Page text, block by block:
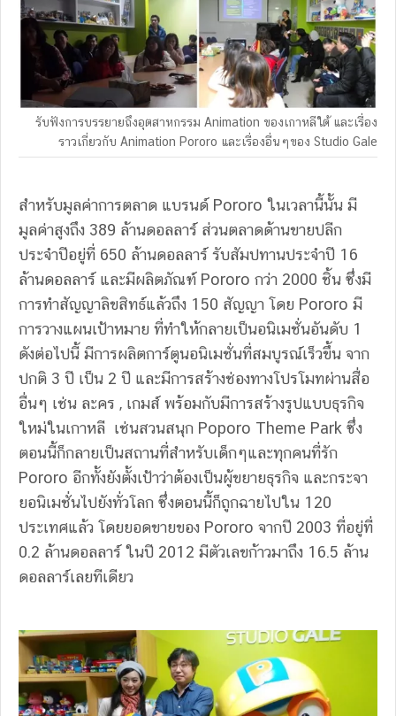
รับฟังการบรรยายถึงอุตสาหกรรม Animation ของเกาหลีใต้ และเรื่อง
ราวเกี่ยวกับ Animation Pororo และเรื่องอื่นๆของ Studio Gale
สำหรับมูลค่าการตลาด แบรนด์ Pororo ในเวลานี้นั้น มี
มูลค่าสูงถึง 389 ล้านดอลลาร์ ส่วนตลาดด้านขายปลีก
ประจำปีอยู่ที่ 650 ล้านดอลลาร์ รับสัมปทานประจำปี 16
ล้านดอลลาร์ และมีผลิตภัณฑ์ Pororo กว่า 2000 ชิ้น ซึ่งมี
การทำสัญญาลิขสิทธ์แล้วถึง 150 สัญญา โดย Pororo มี
การวางแผนเป้าหมาย ที่ทำให้กลายเป็นอนิเมชั่นอันดับ 1
ดังต่อไปนี้ มีการผลิตการ์ตูนอนิเมชั่นที่สมบูรณ์เร็วขึ้น จาก
ปกติ 3 ปี เป็น 2 ปี และมีการสร้างช่องทางโปรโมทผ่านสื่อ
อื่นๆ เช่น ละคร , เกมส์ พร้อมกับมีการสร้างรูปแบบธุรกิจ
ใหม่ในเกาหลี เช่นสวนสนุก Poporo Theme Park ซึ่ง
ตอนนี้ก็กลายเป็นสถานที่สำหรับเด็กๆและทุกคนที่รัก
Pororo อีกทั้งยังตั้งเป้าว่าต้องเป็นผู้ขยายธุรกิจ และกระจา
ยอนิเมชั่นไปยังทั่วโลก ซึ่งตอนนี้ก็ถูกฉายไปใน 120
ประเทศแล้ว โดยยอดขายของ Pororo จากปี 2003 ที่อยู่ที่
0.2 ล้านดอลลาร์ ในปี 2012 มีตัวเลขก้าวมาถึง 16.5 ล้าน
ดอลลาร์เลยทีเดียว